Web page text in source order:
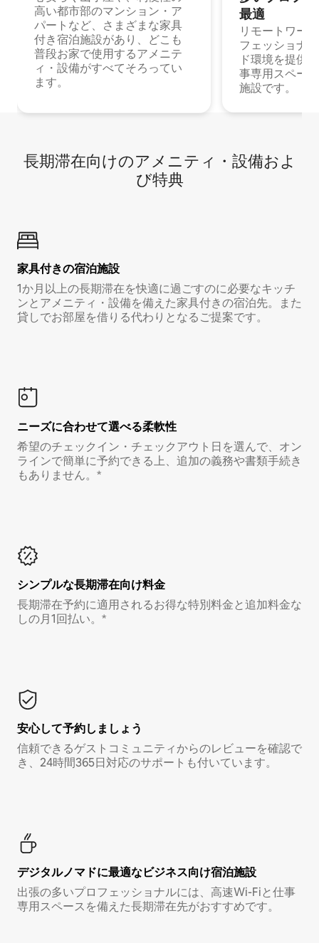
高い都市部のマンション・ア
パートなど、さまざまな家具
付き宿泊施設があり、どこも
普段お家で使用するアメニテ
ィ・設備がすべてそろってい
ます。
最⁠適
リモートワー
フェッショナ
ド環境を提供
事専用スペー
施設です。
長期滞在向け⁠のア⁠メ⁠ニ⁠テ⁠ィ⁠・設⁠備⁠およ
び特⁠典
家具付き⁠の宿⁠泊⁠施⁠設
1か月以上の長期滞在を快適に過ごすのに必要なキッチ
ンとアメニティ・設備を備えた家具付きの宿泊先。また
貸しでお部屋を借りる代わりとなるご提案です。
ニーズに合わせて選べる柔軟性
希望のチェックイン・チェックアウト日を選んで、オン
ラインで簡単に予約できる上、追加の義務や書類手続き
もありません。*
シンプルな長期滞在向け料金
長期滞在予約に適用されるお得な特別料金と追加料金な
しの月1回払い。*
安心して予約しましょう
信頼できるゲストコミュニティからのレビューを確認で
き、24時間365日対応のサポートも付いています。
デジタルノマド⁠に最⁠適⁠なビ⁠ジ⁠ネ⁠ス⁠向⁠け宿⁠泊⁠施⁠設
出張の多いプロフェッショナルには、高速Wi-Fiと仕事
専用スペースを備えた長期滞在先がおすすめです。